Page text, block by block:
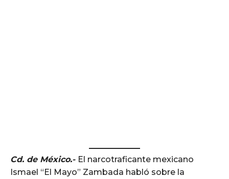
Cd. de México.- El narcotraficante mexicano
Ismael “El Mayo” Zambada habló sobre la